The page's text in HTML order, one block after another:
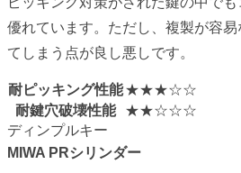
優れています。ただし、複製が容
てしまう点が良し悪しです。
耐ピッキング性能★★★☆☆
耐鍵穴破壊性能
★★☆☆☆
ディンプルキー
MIWA PRシリンダー